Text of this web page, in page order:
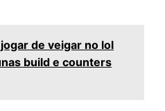
de veigar no lol
build e counters